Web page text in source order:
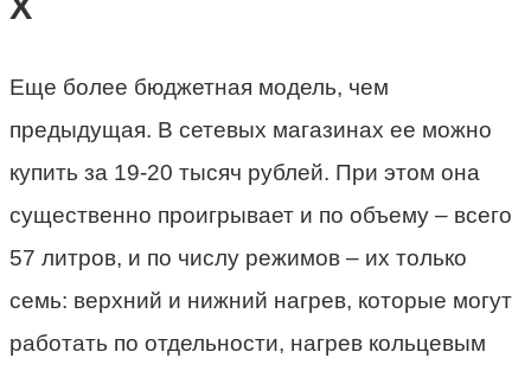
Еще более бюджетная модель, чем
предыдущая. В сетевых магазинах ее можно
купить за 19-20 тысяч рублей. При этом она
существенно проигрывает и по объему – всего
57 литров, и по числу режимов – их только
семь: верхний и нижний нагрев, которые могут
работать по отдельности, нагрев кольцевым